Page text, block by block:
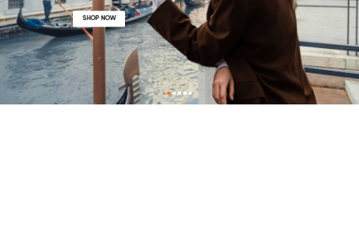
SHOP NOW